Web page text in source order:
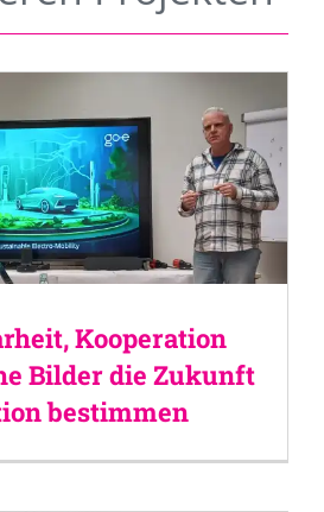
Kooperation
Bilder die Zukunft
bestimmen